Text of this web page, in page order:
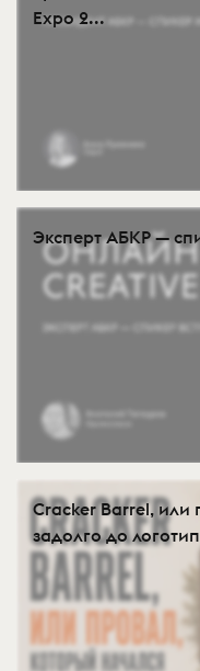
Expo 2...
Эксперт АБКР —
Cracker Barrel, или
задолго до